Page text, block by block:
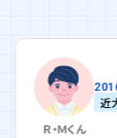
広島学院中 修道中